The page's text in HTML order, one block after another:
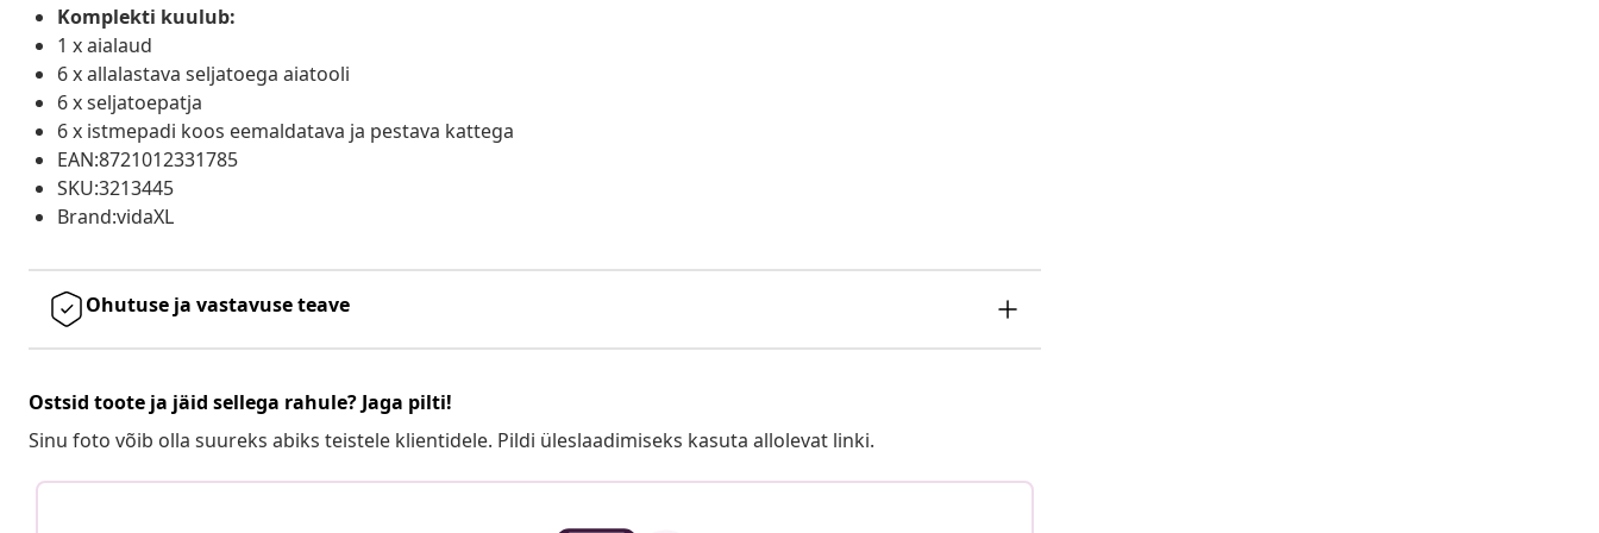
Komplekti kuulub:
1 x aialaud
6 x allalastava seljatoega aiatooli
6 x seljatoepatja
6 x istmepadi koos eemaldatava ja pestava kattega
EAN:8721012331785
SKU:3213445
Brand:vidaXL
Ohutuse ja vastavuse teave
Ostsid toote ja jäid sellega rahule? Jaga pilti!
Sinu foto võib olla suureks abiks teistele klientidele. Pildi üleslaadimiseks kasuta allolevat linki.